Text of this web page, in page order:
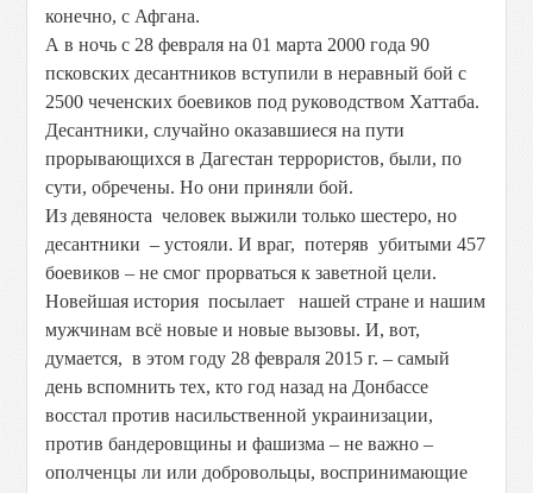
конечно, с Афгана.
А в ночь с 28 февраля на 01 марта 2000 года 90
псковских десантников вступили в неравный бой с
2500 чеченских боевиков под руководством Хаттаба.
Десантники, случайно оказавшиеся на пути
прорывающихся в Дагестан террористов, были, по
сути, обречены. Но они приняли бой.
Из девяноста человек выжили только шестеро, но
десантники – устояли. И враг, потеряв убитыми 457
боевиков – не смог прорваться к заветной цели.
Новейшая история посылает нашей стране и нашим
мужчинам всё новые и новые вызовы. И, вот,
думается, в этом году 28 февраля 2015 г. – самый
день вспомнить тех, кто год назад на Донбассе
восстал против насильственной украинизации,
против бандеровщины и фашизма – не важно –
ополченцы ли или добровольцы, воспринимающие